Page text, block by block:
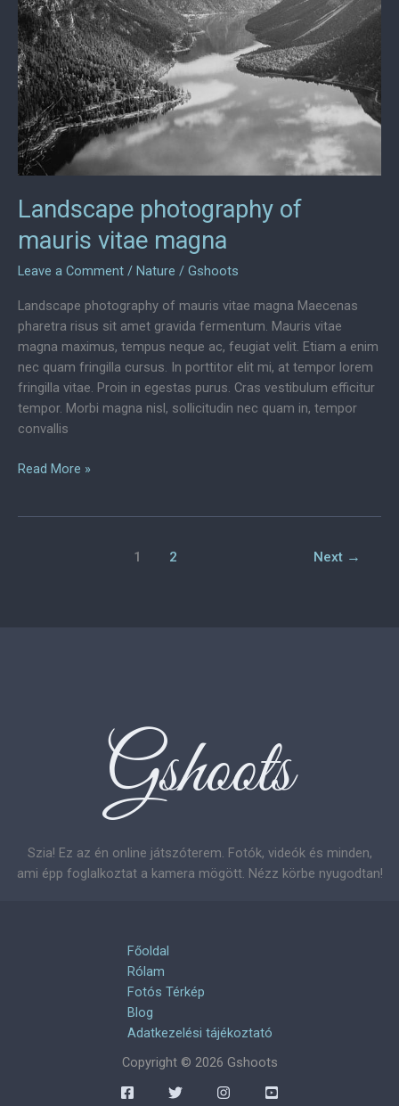
Landscape photography of
mauris vitae magna
Leave a Comment / Nature / Gshoots
Landscape photography of mauris vitae magna Maecenas
pharetra risus sit amet gravida fermentum. Mauris vitae
magna maximus, tempus neque ac, feugiat velit. Etiam a enim
nec quam fringilla cursus. In porttitor elit mi, at tempor lorem
fringilla vitae. Proin in egestas purus. Cras vestibulum efficitur
tempor. Morbi magna nisl, sollicitudin nec quam in, tempor
convallis
Landscape
Read More »
1 2 Next →
Szia! Ez az én online játszóterem. Fotók, videók és minden,
ami épp foglalkoztat a kamera mögött. Nézz körbe nyugodtan!
Főoldal
Rólam
Fotós Térkép
Blog
Adatkezelési tájékoztató
Copyright © 2026 Gshoots